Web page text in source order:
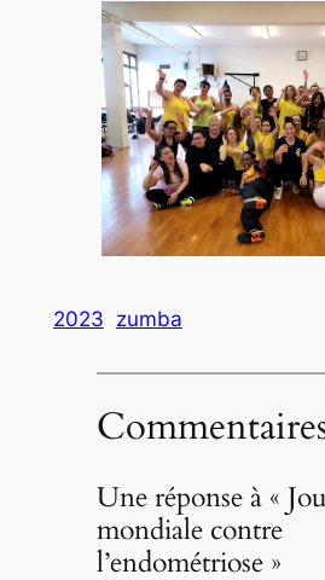
2023 zumba
Une réponse à «
mondiale contre
l’endométriose »